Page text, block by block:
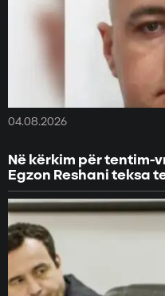
04.08.2026
Në kërkim për tentim-
Egzon Reshani teksa